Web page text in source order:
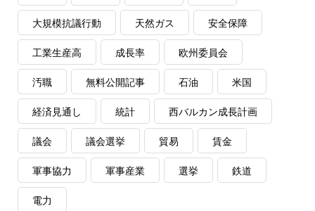
大規模抗議行動 天然ガス 安全保障
工業生産高 成長率 欧州委員会
汚職 無料公開記事 石油 米国
経済見通し 統計 西バルカン成長計画
議会 議会選挙 貿易 賃金
軍事協力 軍事産業 選挙 鉄道
電力